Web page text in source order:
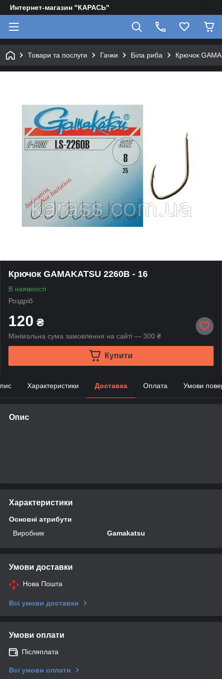
Интернет-магазин "КАРАСЬ"
Товари та послуги Гачки Біла риба Крючок
Крючок GAMAKATSU 2260B - 16
В наявності
Роздріб
120 ₴
Мінімальна сума замовлення на сайті — 300 ₴
Купити
Характеристики Доставка Оплата Умови
Опис
Характеристики
Основні атрибути
Виробник
Gamakatsu
Умови доставки
Нова Пошта
Всі умови доставки
Умови оплати
Післяплата
Всі умови оплати